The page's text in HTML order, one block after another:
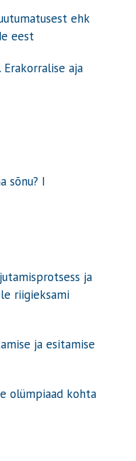
ehk
eest
aja
sõnu? I
ja
riigieksami
ja esitamise
olümpiaad kohta